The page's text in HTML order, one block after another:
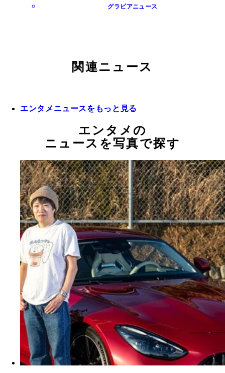
グラビアニュース
関連ニュース
エンタメニュースをもっと見る
エンタメの
ニュースを写真で探す